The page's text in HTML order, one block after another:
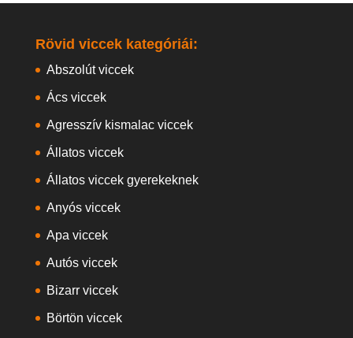
Rövid viccek kategóriái:
Abszolút viccek
Ács viccek
Agresszív kismalac viccek
Állatos viccek
Állatos viccek gyerekeknek
Anyós viccek
Apa viccek
Autós viccek
Bizarr viccek
Börtön viccek